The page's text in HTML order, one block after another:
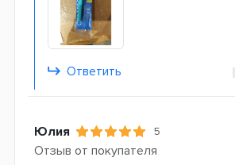
Ответить
Юлия 5
Отзыв от покупателя